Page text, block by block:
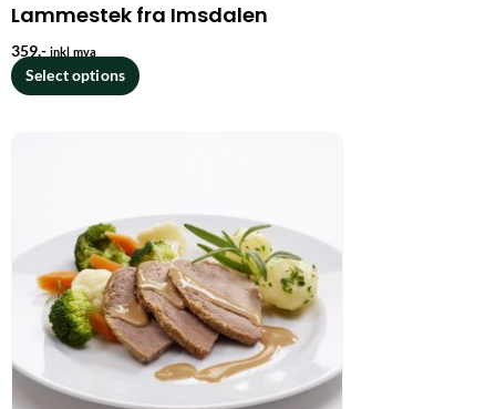
Lammestek fra Imsdalen
359,- inkl mva
Select options